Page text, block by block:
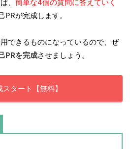
、 簡単な4個の質問に答えていく
PRが完成します。
できるものになっているので、ぜ
PRを完成させましょう。
スタート【無料】